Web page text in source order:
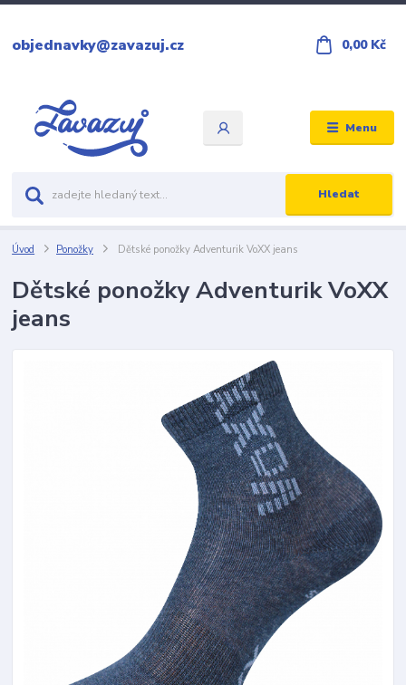
Menu
Hledat
objednavky@zavazuj.cz 0,00 Kč
Úvod Ponožky Dětské ponožky Adventurik VoXX jeans
Dětské ponožky Adventurik VoXX
jeans